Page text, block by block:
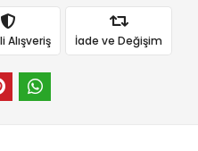
Alışveriş İade ve Değişim